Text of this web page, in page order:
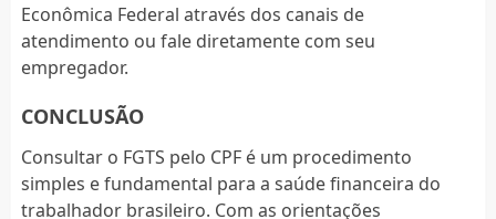
Econômica Federal através dos canais de
atendimento ou fale diretamente com seu
empregador.
CONCLUSÃO
Consultar o FGTS pelo CPF é um procedimento
simples e fundamental para a saúde financeira do
trabalhador brasileiro. Com as orientações